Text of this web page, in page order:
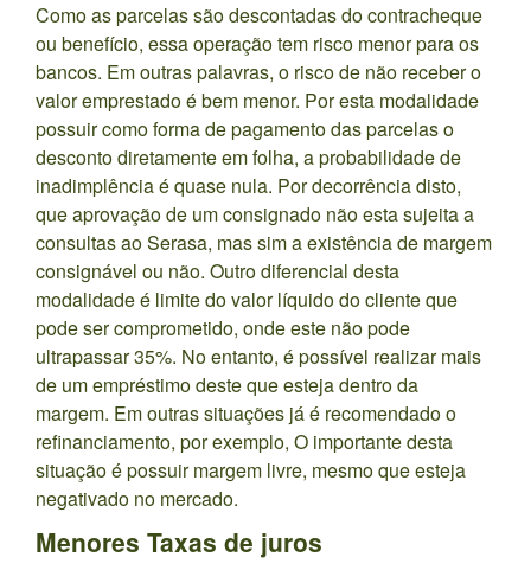
Como as parcelas são descontadas do contracheque
ou benefício, essa operação tem risco menor para os
bancos. Em outras palavras, o risco de não receber o
valor emprestado é bem menor. Por esta modalidade
possuir como forma de pagamento das parcelas o
desconto diretamente em folha, a probabilidade de
inadimplência é quase nula. Por decorrência disto,
que aprovação de um consignado não esta sujeita a
consultas ao Serasa, mas sim a existência de margem
consignável ou não. Outro diferencial desta
modalidade é limite do valor líquido do cliente que
pode ser comprometido, onde este não pode
ultrapassar 35%. No entanto, é possível realizar mais
de um empréstimo deste que esteja dentro da
margem. Em outras situações já é recomendado o
refinanciamento, por exemplo, O importante desta
situação é possuir margem livre, mesmo que esteja
negativado no mercado.
Menores Taxas de juros